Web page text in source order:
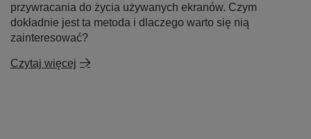
przywracania do życia używanych ekranów. Czym
dokładnie jest ta metoda i dlaczego warto się nią
zainteresować?
Czytaj więcej